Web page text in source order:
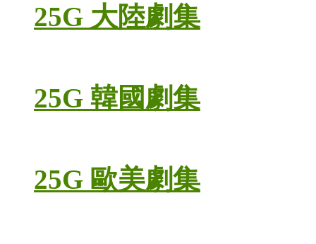
25G 大陸劇集
25G 韓國劇集
25G 歐美劇集